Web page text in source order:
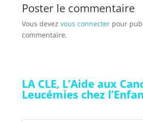
Poster le commentaire
Vous devez vous connecterpour
commentaire.
LA CLE, L’Aide aux
Leucémies chez